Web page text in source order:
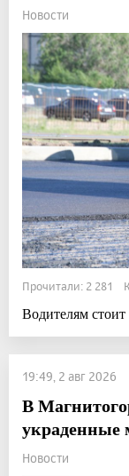
Новости
Прочитали: 2 281
Водителям стоит
19:49, 2 авг 2026
В
Новости